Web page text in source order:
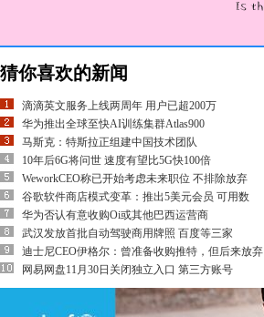
猜你喜欢的新闻
滴滴英文服务上线两周年 用户已超200万
华为推出全球至快AI训练集群Atlas900
马斯克：特斯拉正组建中国技术团队
10年后6G将问世 速度有望比5G快100倍
WeworkCEO称已开始考虑未来职位 不排除放弃
谷歌软件商店模式变革：推出5美元会员 可用数
华为否认有意收购Oi或其他巴西运营商
武汉发放首批自动驾驶商用牌照 百度等三家
迪士尼CEO伊格尔：曾准备收购推特，但后来放弃
网易网盘11月30日关闭独立入口 第三方账号